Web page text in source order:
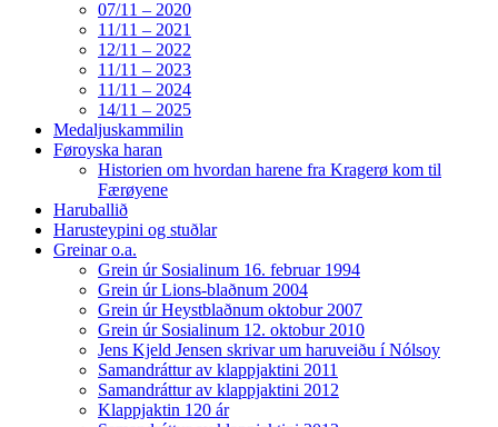
07/11 – 2020
11/11 – 2021
12/11 – 2022
11/11 – 2023
11/11 – 2024
14/11 – 2025
Medaljuskammilin
Føroyska haran
Historien om hvordan harene fra Kragerø kom til
Færøyene
Haruballið
Harusteypini og stuðlar
Greinar o.a.
Grein úr Sosialinum 16. februar 1994
Grein úr Lions-blaðnum 2004
Grein úr Heystblaðnum oktobur 2007
Grein úr Sosialinum 12. oktobur 2010
Jens Kjeld Jensen skrivar um haruveiðu í Nólsoy
Samandráttur av klappjaktini 2011
Samandráttur av klappjaktini 2012
Klappjaktin 120 ár